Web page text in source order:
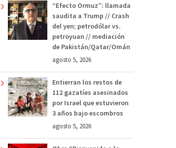
“Efecto Ormuz”: llamada
saudita a Trump // Crash
del yen; petrodólar vs.
petroyuan // mediación
de Pakistán/Qatar/Omán
agosto 5, 2026
Entierran los restos de
112 gazatíes asesinados
por Israel que estuvieron
3 años bajo escombros
agosto 5, 2026